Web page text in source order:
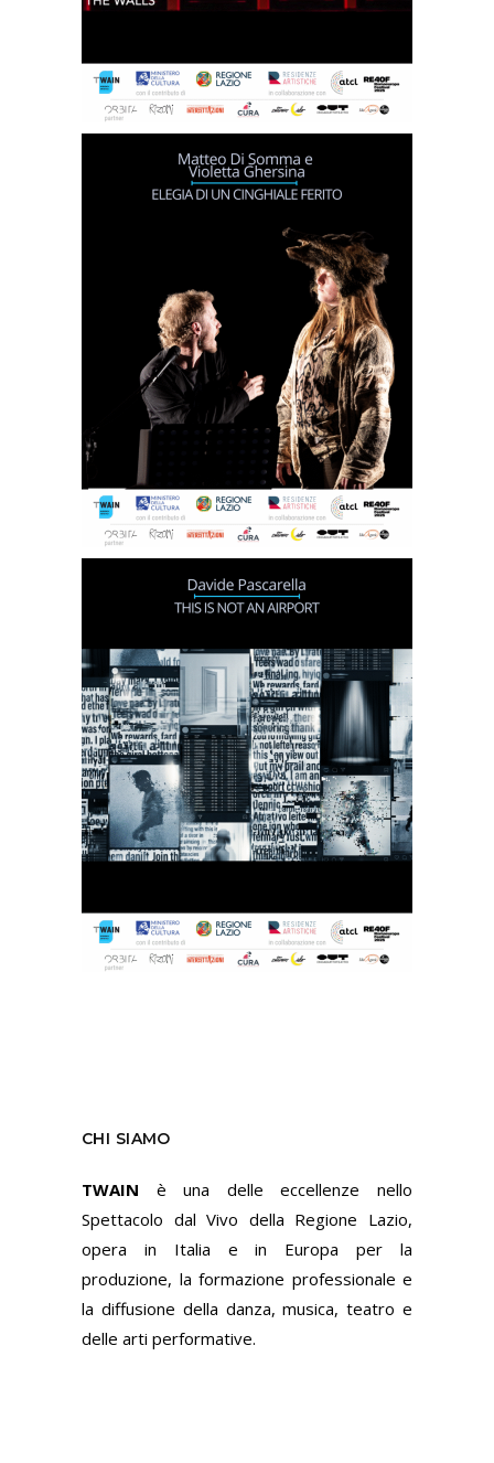
CHI SIAMO
TWAIN è una delle eccellenze nello
Spettacolo dal Vivo della Regione Lazio,
opera in Italia e in Europa per la
produzione, la formazione professionale e
la diffusione della danza, musica, teatro e
delle arti performative.